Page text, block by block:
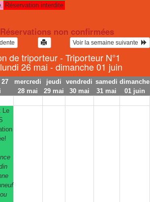
Réservation interdite
Réservations non confirmées
Voir la semaine suivante
de triporteur - Triporteur N°1
26 mai - dimanche 01 juin
mercredi
28 mai
jeudi
29 mai
vendredi
30 mai
samedi
31 mai
dimanche
01 juin
Le